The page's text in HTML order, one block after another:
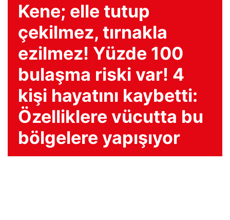
Kene; elle tutup
çekilmez, tırnakla
ezilmez! Yüzde 100
bulaşma riski var! 4
kişi hayatını kaybetti:
Özelliklere vücutta bu
bölgelere yapışıyor